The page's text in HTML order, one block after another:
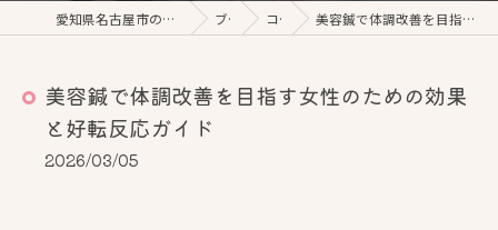
愛知県名古屋市の美容鍼なら鍼灸美心みぃんとこ ブログ コラム 美容鍼で体調改善を目指す女性のための効果と好転反応ガイド
美容鍼で体調改善を目指す女性のための効果
と好転反応ガイド
2026/03/05